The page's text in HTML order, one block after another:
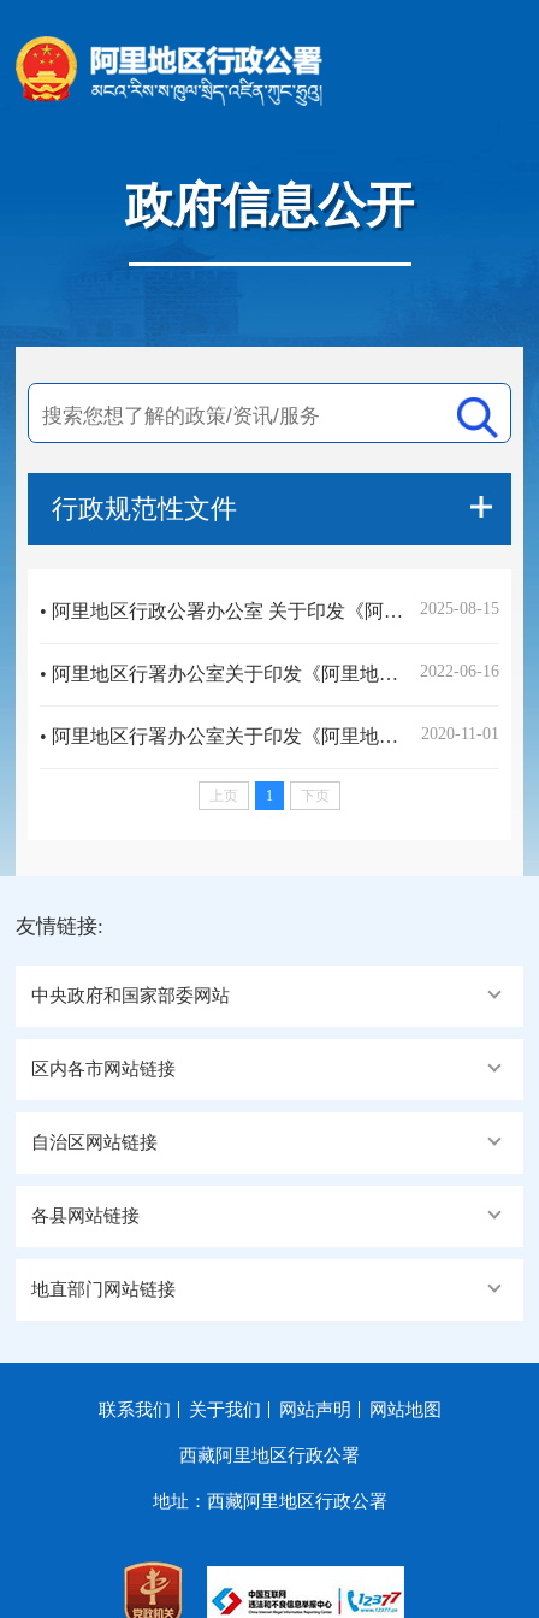
政府信息公开
行政规范性文件
2025-08-15
• 阿里地区行政公署办公室 关于印发《阿里地区12345政务服务便民热线工作规则（试行）》的通知
2022-06-16
• 阿里地区行署办公室关于印发《阿里地区网络预约出租汽车经营服务管理实施细则（试行）》的通知
2020-11-01
• 阿里地区行署办公室关于印发《阿里地区政务服务中心运行管理暂行办法》的通知
上页 1 下页
友情链接:
中央政府和国家部委网站
区内各市网站链接
自治区网站链接
各县网站链接
地直部门网站链接
联系我们 关于我们 网站声明 网站地图
西藏阿里地区行政公署
地址：西藏阿里地区行政公署